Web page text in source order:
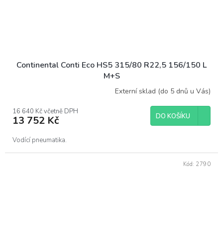
Continental Conti Eco HS5 315/80 R22,5 156/150 L
M+S
Externí sklad (do 5 dnů u Vás)
16 640 Kč včetně DPH
13 752 Kč DO KOŠÍKU
Vodící pneumatika.
Kód: 2790